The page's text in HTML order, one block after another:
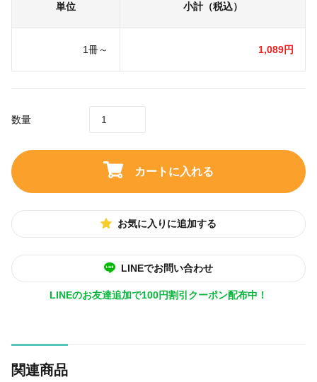
単位 小計（税込）
1冊～ 1,089円
数量
カートに入れる
お気に入りに追加する
LINEでお問い合わせ
LINEのお友達追加で100円割引クーポン配布中！
関連商品